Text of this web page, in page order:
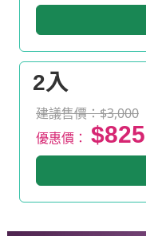
2入
建議售價：$3,000
優惠價： $825